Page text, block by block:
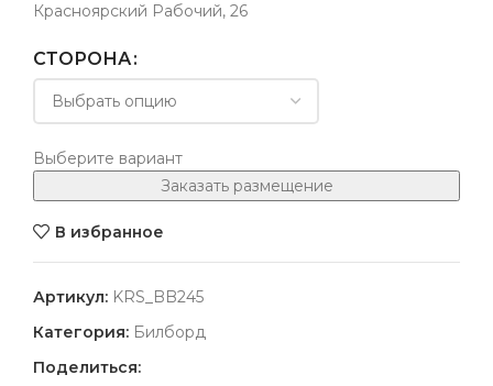
Красноярский Рабочий, 26
СТОРОНА
Выберите вариант
Заказать размещение
В избранное
Артикул: KRS_BB245
Категория: Билборд
Поделиться: